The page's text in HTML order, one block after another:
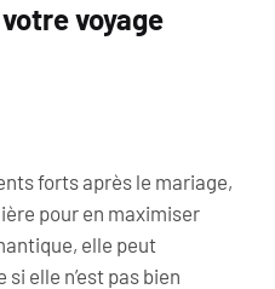
voyage
forts après le mariage,
pour en maximiser
elle peut
elle n’est pas bien